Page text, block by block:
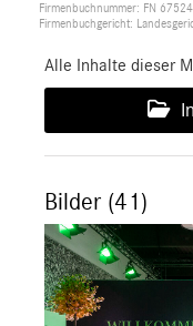
Firmenbuchnummer: FN
Firmenbuchgericht:
Alle Inhalte dieser
Bilder (41)